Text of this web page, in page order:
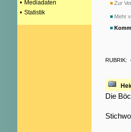
• Mediadaten
• Statistik
Zur
Mehr
RUBRIK:
Die